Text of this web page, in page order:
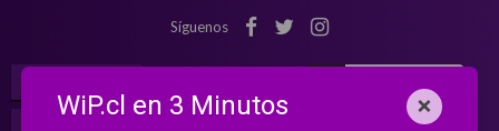
Síguenos
WiP.cl en 3 Minutos ×